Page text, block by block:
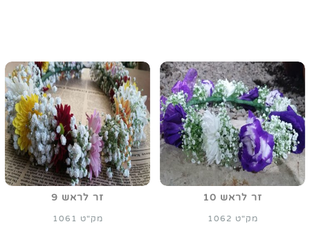
זר לראש 10
מק"ט 1062
זר לראש 9
מק"ט 1061